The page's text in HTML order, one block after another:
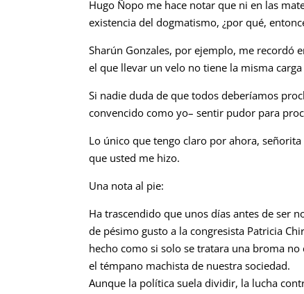
Hugo Ñopo me hace notar que ni en las
existencia del dogmatismo, ¿por qué,
Sharún Gonzales, por ejemplo, me recordó
el que llevar un velo no tiene la misma
Si nadie duda de que todos deberíamos
convencido como yo– sentir pudor para
Lo único que tengo claro por ahora,
que usted me hizo.
Una nota al pie:
Ha trascendido que unos días antes de ser
de pésimo gusto a la congresista Patricia
hecho como si solo se tratara una broma
el témpano machista de nuestra sociedad.
Aunque la política suela dividir, la lucha